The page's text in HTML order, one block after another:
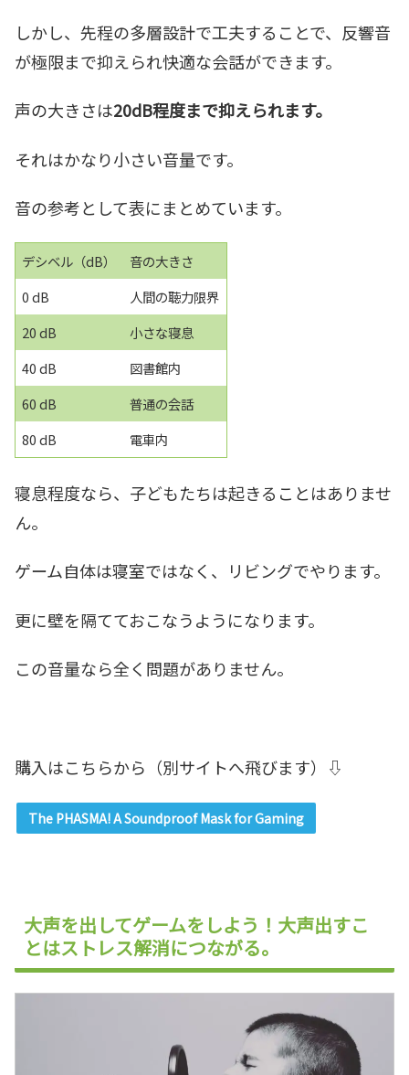
しかし、先程の多層設計で工夫することで、反響音
が極限まで抑えられ快適な会話ができます。
声の大きさは20dB程度まで抑えられます。
それはかなり小さい音量です。
音の参考として表にまとめています。
デシベル（dB）
音の大きさ
0 dB
人間の聴力限界
20 dB
小さな寝息
40 dB
図書館内
60 dB
普通の会話
80 dB
電車内
寝息程度なら、子どもたちは起きることはありませ
ん。
ゲーム自体は寝室ではなく、リビングでやります。
更に壁を隔てておこなうようになります。
この音量なら全く問題がありません。
購入はこちらから（別サイトへ飛びます）⇩
The PHASMA! A Soundproof Mask for Gaming
大声を出してゲームをしよう！大声出すこ
とはストレス解消につながる。